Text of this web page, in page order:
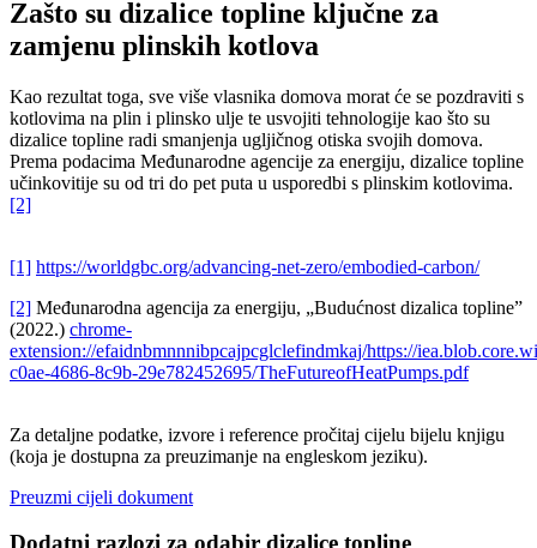
Zašto su dizalice topline ključne za
zamjenu plinskih kotlova
Kao rezultat toga, sve više vlasnika domova morat će se pozdraviti s
kotlovima na plin i plinsko ulje te usvojiti tehnologije kao što su
dizalice topline radi smanjenja ugljičnog otiska svojih domova.
Prema podacima Međunarodne agencije za energiju, dizalice topline
učinkovitije su od tri do pet puta u usporedbi s plinskim kotlovima.
[2]
[1] https://worldgbc.org/advancing-net-zero/embodied-carbon/
[2] Međunarodna agencija za energiju, „Budućnost dizalica topline”
(2022.) chrome-
extension://efaidnbmnnnibpcajpcglclefindmkaj/https://
c0ae-4686-8c9b-29e782452695/TheFutureofHeatPumps.pdf
Za detaljne podatke, izvore i reference pročitaj cijelu bijelu knjigu
(koja je dostupna za preuzimanje na engleskom jeziku).
Preuzmi cijeli dokument
Dodatni razlozi za odabir dizalice topline